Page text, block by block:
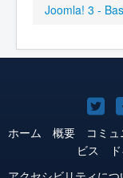
Joomla! 3 -
ホーム 概要 コミュ
ビス